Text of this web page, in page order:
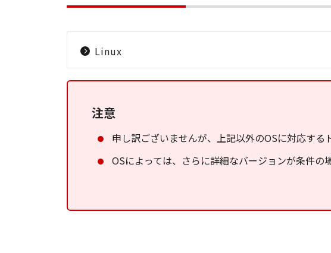
Linux
注意
申し訳ございませんが、上記以外のOSに対応する
OSによっては、さらに詳細なバージョンが条件の